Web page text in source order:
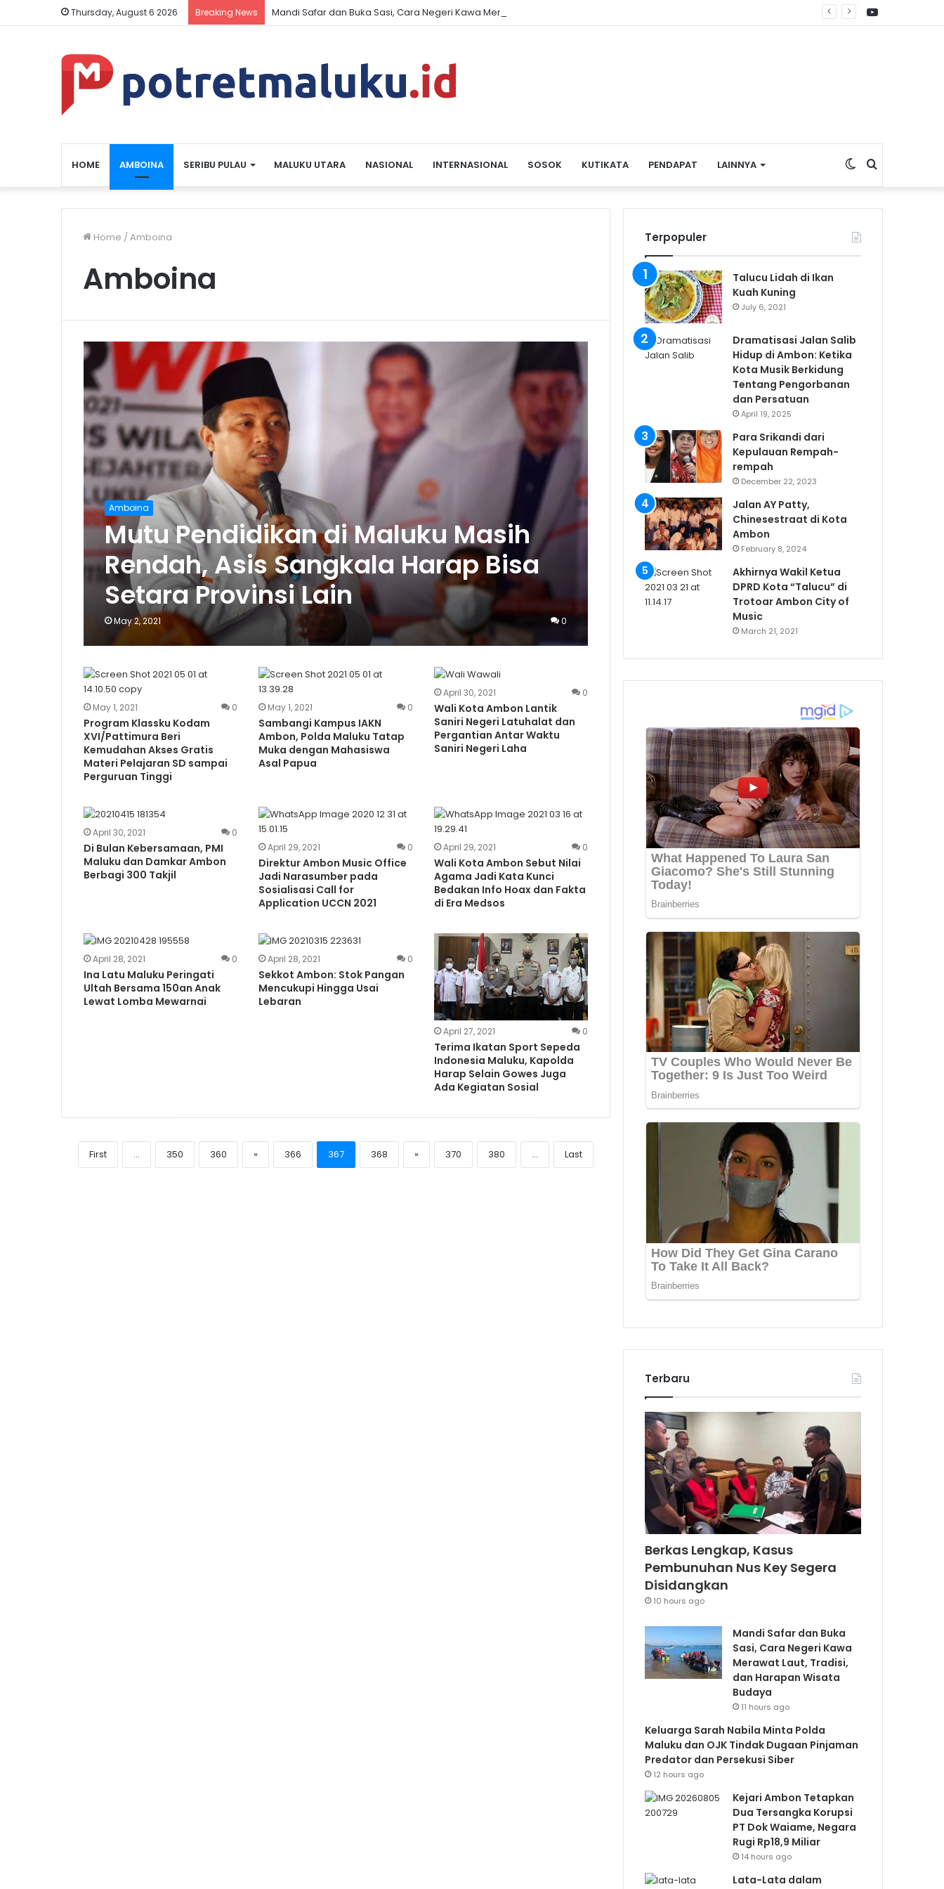
Thursday, August 6 2026 Breaking News Mandi Safar dan Buka Sasi, Cara Negeri Kawa Merawat Laut, Tradisi, dan Harapan Wisata Budaya
HOME AMBOINA SERIBU PULAU MALUKU UTARA NASIONAL INTERNASIONAL SOSOK KUTIKATA PENDAPAT LAINNYA Search
for
Switch
skin
Home /Amboina
Amboina
Amboina
Mutu Pendidikan di Maluku Masih
Rendah, Asis Sangkala Harap Bisa
Setara Provinsi Lain
May 2, 2021 0
May 1, 2021 0
Program Klassku Kodam
XVI/Pattimura Beri
Kemudahan Akses Gratis
Materi Pelajaran SD sampai
Perguruan Tinggi
May 1, 2021 0
Sambangi Kampus IAKN
Ambon, Polda Maluku Tatap
Muka dengan Mahasiswa
Asal Papua
April 30, 2021 0
Wali Kota Ambon Lantik
Saniri Negeri Latuhalat dan
Pergantian Antar Waktu
Saniri Negeri Laha
April 30, 2021 0
Di Bulan Kebersamaan, PMI
Maluku dan Damkar Ambon
Berbagi 300 Takjil
April 29, 2021 0
Direktur Ambon Music Office
Jadi Narasumber pada
Sosialisasi Call for
Application UCCN 2021
April 29, 2021 0
Wali Kota Ambon Sebut Nilai
Agama Jadi Kata Kunci
Bedakan Info Hoax dan Fakta
di Era Medsos
April 28, 2021 0
Ina Latu Maluku Peringati
Ultah Bersama 150an Anak
Lewat Lomba Mewarnai
April 28, 2021 0
Sekkot Ambon: Stok Pangan
Mencukupi Hingga Usai
Lebaran
April 27, 2021 0
Terima Ikatan Sport Sepeda
Indonesia Maluku, Kapolda
Harap Selain Gowes Juga
Ada Kegiatan Sosial
First ... 350 360 « 366 367 368 » 370 380 ... Last
Terpopuler
Talucu Lidah di Ikan
Kuah Kuning
July 6, 2021
Dramatisasi Jalan Salib
Hidup di Ambon: Ketika
Kota Musik Berkidung
Tentang Pengorbanan
dan Persatuan
April 19, 2025
Para Srikandi dari
Kepulauan Rempah-
rempah
December 22, 2023
Jalan AY Patty,
Chinesestraat di Kota
Ambon
February 8, 2024
Akhirnya Wakil Ketua
DPRD Kota “Talucu” di
Trotoar Ambon City of
Music
March 21, 2021
Terbaru
Berkas Lengkap, Kasus
Pembunuhan Nus Key Segera
Disidangkan
10 hours ago
Mandi Safar dan Buka
Sasi, Cara Negeri Kawa
Merawat Laut, Tradisi,
dan Harapan Wisata
Budaya
11 hours ago
Keluarga Sarah Nabila Minta Polda
Maluku dan OJK Tindak Dugaan Pinjaman
Predator dan Persekusi Siber
12 hours ago
Kejari Ambon Tetapkan
Dua Tersangka Korupsi
PT Dok Waiame, Negara
Rugi Rp18,9 Miliar
14 hours ago
Lata-Lata dalam